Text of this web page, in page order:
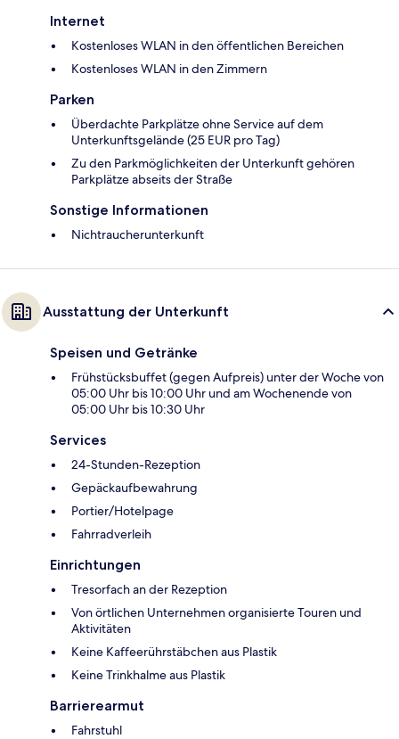
Internet
Kostenloses WLAN in den öffentlichen Bereichen
Kostenloses WLAN in den Zimmern
Parken
Überdachte Parkplätze ohne Service auf dem
Unterkunftsgelände (25 EUR pro Tag)
Zu den Parkmöglichkeiten der Unterkunft gehören
Parkplätze abseits der Straße
Sonstige Informationen
Nichtraucherunterkunft
Ausstattung der Unterkunft
Speisen und Getränke
Frühstücksbuffet (gegen Aufpreis) unter der Woche von
05:00 Uhr bis 10:00 Uhr und am Wochenende von
05:00 Uhr bis 10:30 Uhr
Services
24-Stunden-Rezeption
Gepäckaufbewahrung
Portier/Hotelpage
Fahrradverleih
Einrichtungen
Tresorfach an der Rezeption
Von örtlichen Unternehmen organisierte Touren und
Aktivitäten
Keine Kaffeerührstäbchen aus Plastik
Keine Trinkhalme aus Plastik
Barrierearmut
Fahrstuhl